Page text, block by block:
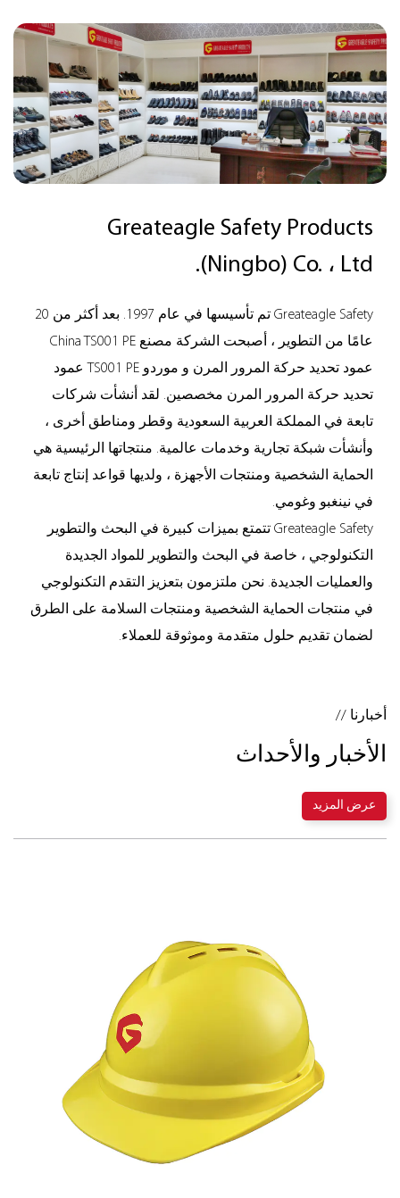
Greateagle Safety Products
(Ningbo) Co. ، Ltd.
Greateagle Safety تم تأسيسها في عام 1997. بعد أكثر من 20
عامًا من التطوير ، أصبحت الشركة
مصنع China TS001 PE
عمود تحديد حركة المرور المرن و
موردو TS001 PE عمود
تحديد حركة المرور المرن مخصصين. لقد أنشأت شركات
تابعة في المملكة العربية السعودية وقطر ومناطق أخرى ،
وأنشأت شبكة تجارية وخدمات عالمية. منتجاتها الرئيسية هي
الحماية الشخصية ومنتجات الأجهزة ، ولديها قواعد إنتاج تابعة
في نينغبو وغومي.
Greateagle Safety تتمتع بميزات كبيرة في البحث والتطوير
التكنولوجي ، خاصة في البحث والتطوير للمواد الجديدة
والعمليات الجديدة. نحن ملتزمون بتعزيز التقدم التكنولوجي
في منتجات الحماية الشخصية ومنتجات السلامة على الطرق
لضمان تقديم حلول متقدمة وموثوقة للعملاء.
أخبارنا //
الأخبار والأحداث
عرض المزيد